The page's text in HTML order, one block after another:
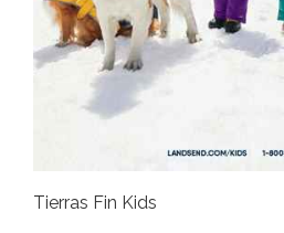
Tierras Fin Kids